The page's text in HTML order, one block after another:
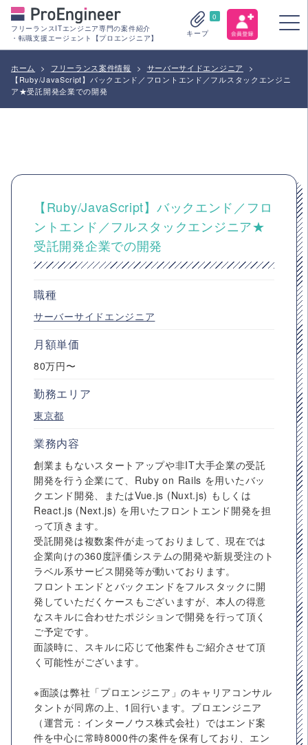
フリーランスITエンジニア専門の案件紹介
・転職支援エージェント【プロエンジニア】
0
キープ
ホーム > フリーランス案件情報 > サーバーサイドエンジニア
>
【Ruby/JavaScript】バックエンド／フロントエンド／フルスタックエンジニ
ア★受託開発企業での開発
【Ruby/JavaScript】バックエンド／フロ
ントエンド／フルスタックエンジニア★
受託開発企業での開発
職種
サーバーサイドエンジニア
月額単価
80万円〜
勤務エリア
東京都
業務内容
創業まもないスタートアップや非IT大手企業の受託
開発を行う企業にて、Ruby on Rails を用いたバッ
クエンド開発、またはVue.js (Nuxt.js) もしくは
React.js (Next.js) を用いたフロントエンド開発を担
って頂きます。
受託開発は複数案件が走っておりまして、現在では
企業向けの360度評価システムの開発や新規受注のト
ラベル系サービス開発等が動いております。
フロントエンドとバックエンドをフルスタックに開
発していただくケースもございますが、本人の得意
なスキルに合わせたポジションで開発を行って頂く
ご予定です。
面談時に、スキルに応じて他案件もご紹介させて頂
く可能性がございます。
※面談は弊社「プロエンジニア」のキャリアコンサル
タントが同席の上、1回行います。プロエンジニア
（運営元：インターノウス株式会社）ではエンド案
件を中心に常時8000件の案件を保有しており、エン